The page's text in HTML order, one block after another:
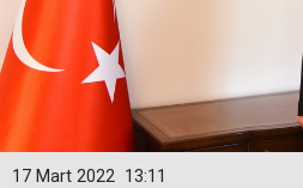
13:11
17 Mart 2022